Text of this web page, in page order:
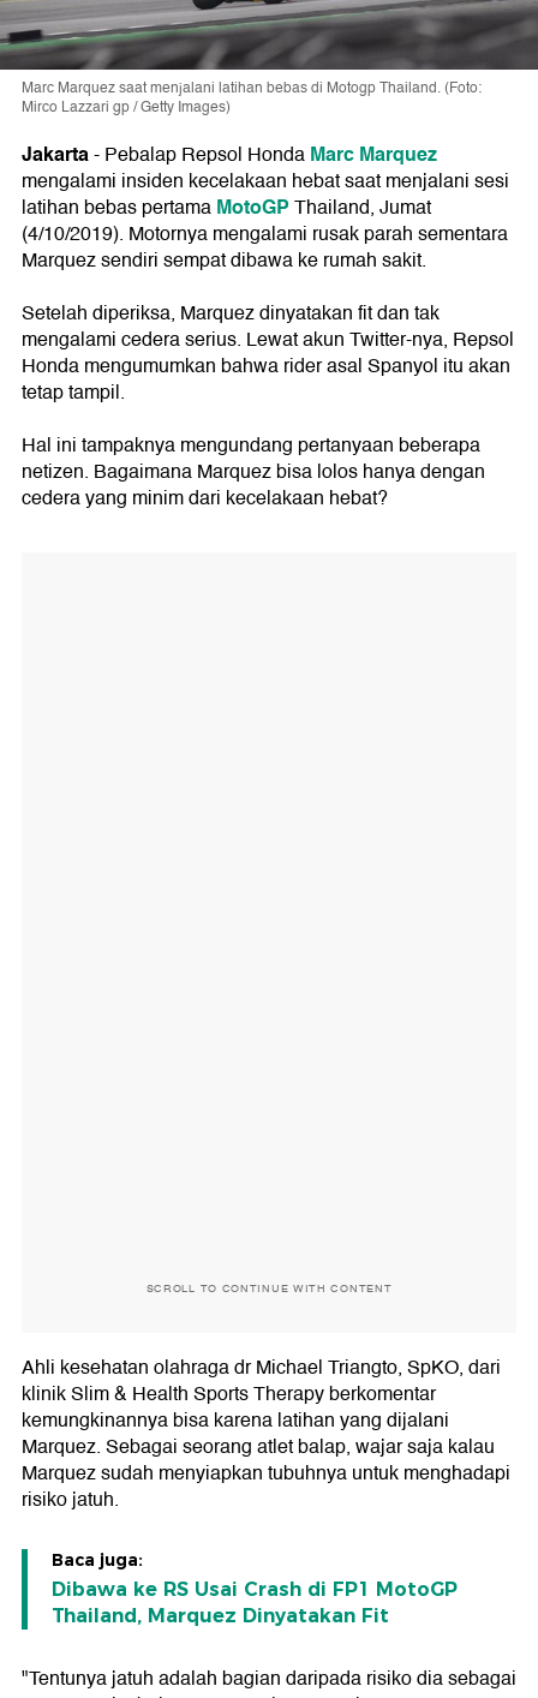
Marc Marquez saat menjalani latihan bebas di Motogp Thailand. (Foto:
Mirco Lazzari gp / Getty Images)
Jakarta- Pebalap Repsol HondaMarc Marquez
mengalami insiden kecelakaan hebat saat menjalani sesi
latihan bebas pertamaMotoGPThailand, Jumat
(4/10/2019). Motornya mengalami rusak parah sementara
Marquez sendiri sempat dibawa ke rumah sakit.
Setelah diperiksa, Marquez dinyatakan fit dan tak
mengalami cedera serius. Lewat akun Twitter-nya, Repsol
Honda mengumumkan bahwa rider asal Spanyol itu akan
tetap tampil.
Hal ini tampaknya mengundang pertanyaan beberapa
netizen. Bagaimana Marquez bisa lolos hanya dengan
cedera yang minim dari kecelakaan hebat?
SCROLL TO CONTINUE WITH CONTENT
Ahli kesehatan olahraga dr Michael Triangto, SpKO, dari
klinik Slim & Health Sports Therapy berkomentar
kemungkinannya bisa karena latihan yang dijalani
Marquez. Sebagai seorang atlet balap, wajar saja kalau
Marquez sudah menyiapkan tubuhnya untuk menghadapi
risiko jatuh.
Baca juga:
Dibawa ke RS Usai Crash di FP1 MotoGP
Thailand, Marquez Dinyatakan Fit
"Tentunya jatuh adalah bagian daripada risiko dia sebagai